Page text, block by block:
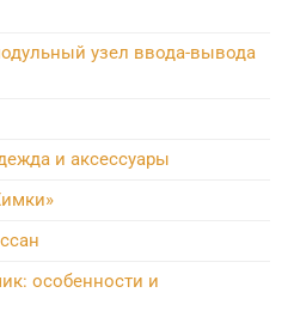
узел ввода-вывода
и аксессуары
особенности и